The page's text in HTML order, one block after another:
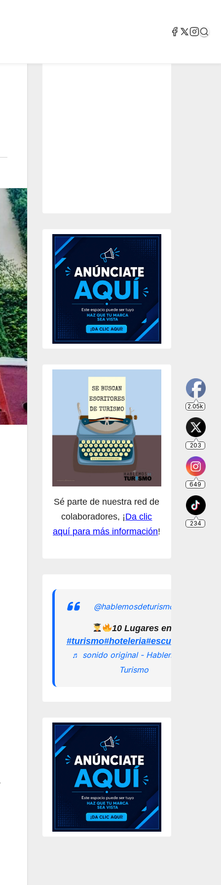
Sé parte de nuestra red de
colaboradores, ¡Da clic
aquí para más información!
@hablemosdeturismomx
10 Lugares en los que
#turismo#hoteleria
♬ sonido original - Hablemos de
Turismo